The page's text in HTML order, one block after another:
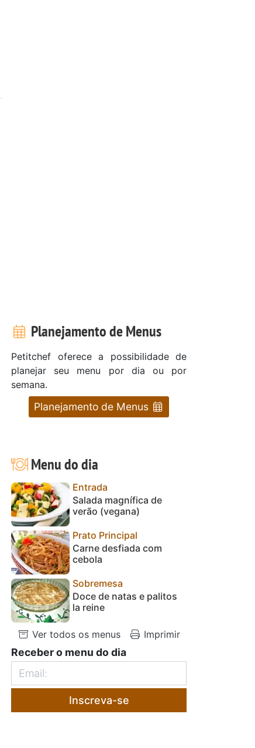
Planejamento de Menus
Petitchef oferece a possibilidade de
planejar seu menu por dia ou por
semana.
Planejamento de Menus
Menu do dia
Entrada
Salada magnífica de
verão (vegana)
Prato Principal
Carne desfiada com
cebola
Sobremesa
Doce de natas e palitos
la reine
Ver todos os menus Imprimir
Receber o menu do dia
Inscreva-se